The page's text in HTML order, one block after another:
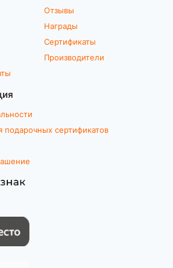
Отзывы
Награды
Сертификаты
Производители
подарочных сертификатов